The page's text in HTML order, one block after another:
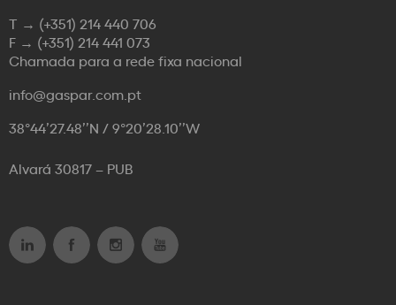
T → (+351) 214 440 706
F → (+351) 214 441 073
Chamada para a rede fixa nacional
info@gaspar.com.pt
38°44’27.48’’N / 9°20’28.10’’W
Alvará 30817 – PUB